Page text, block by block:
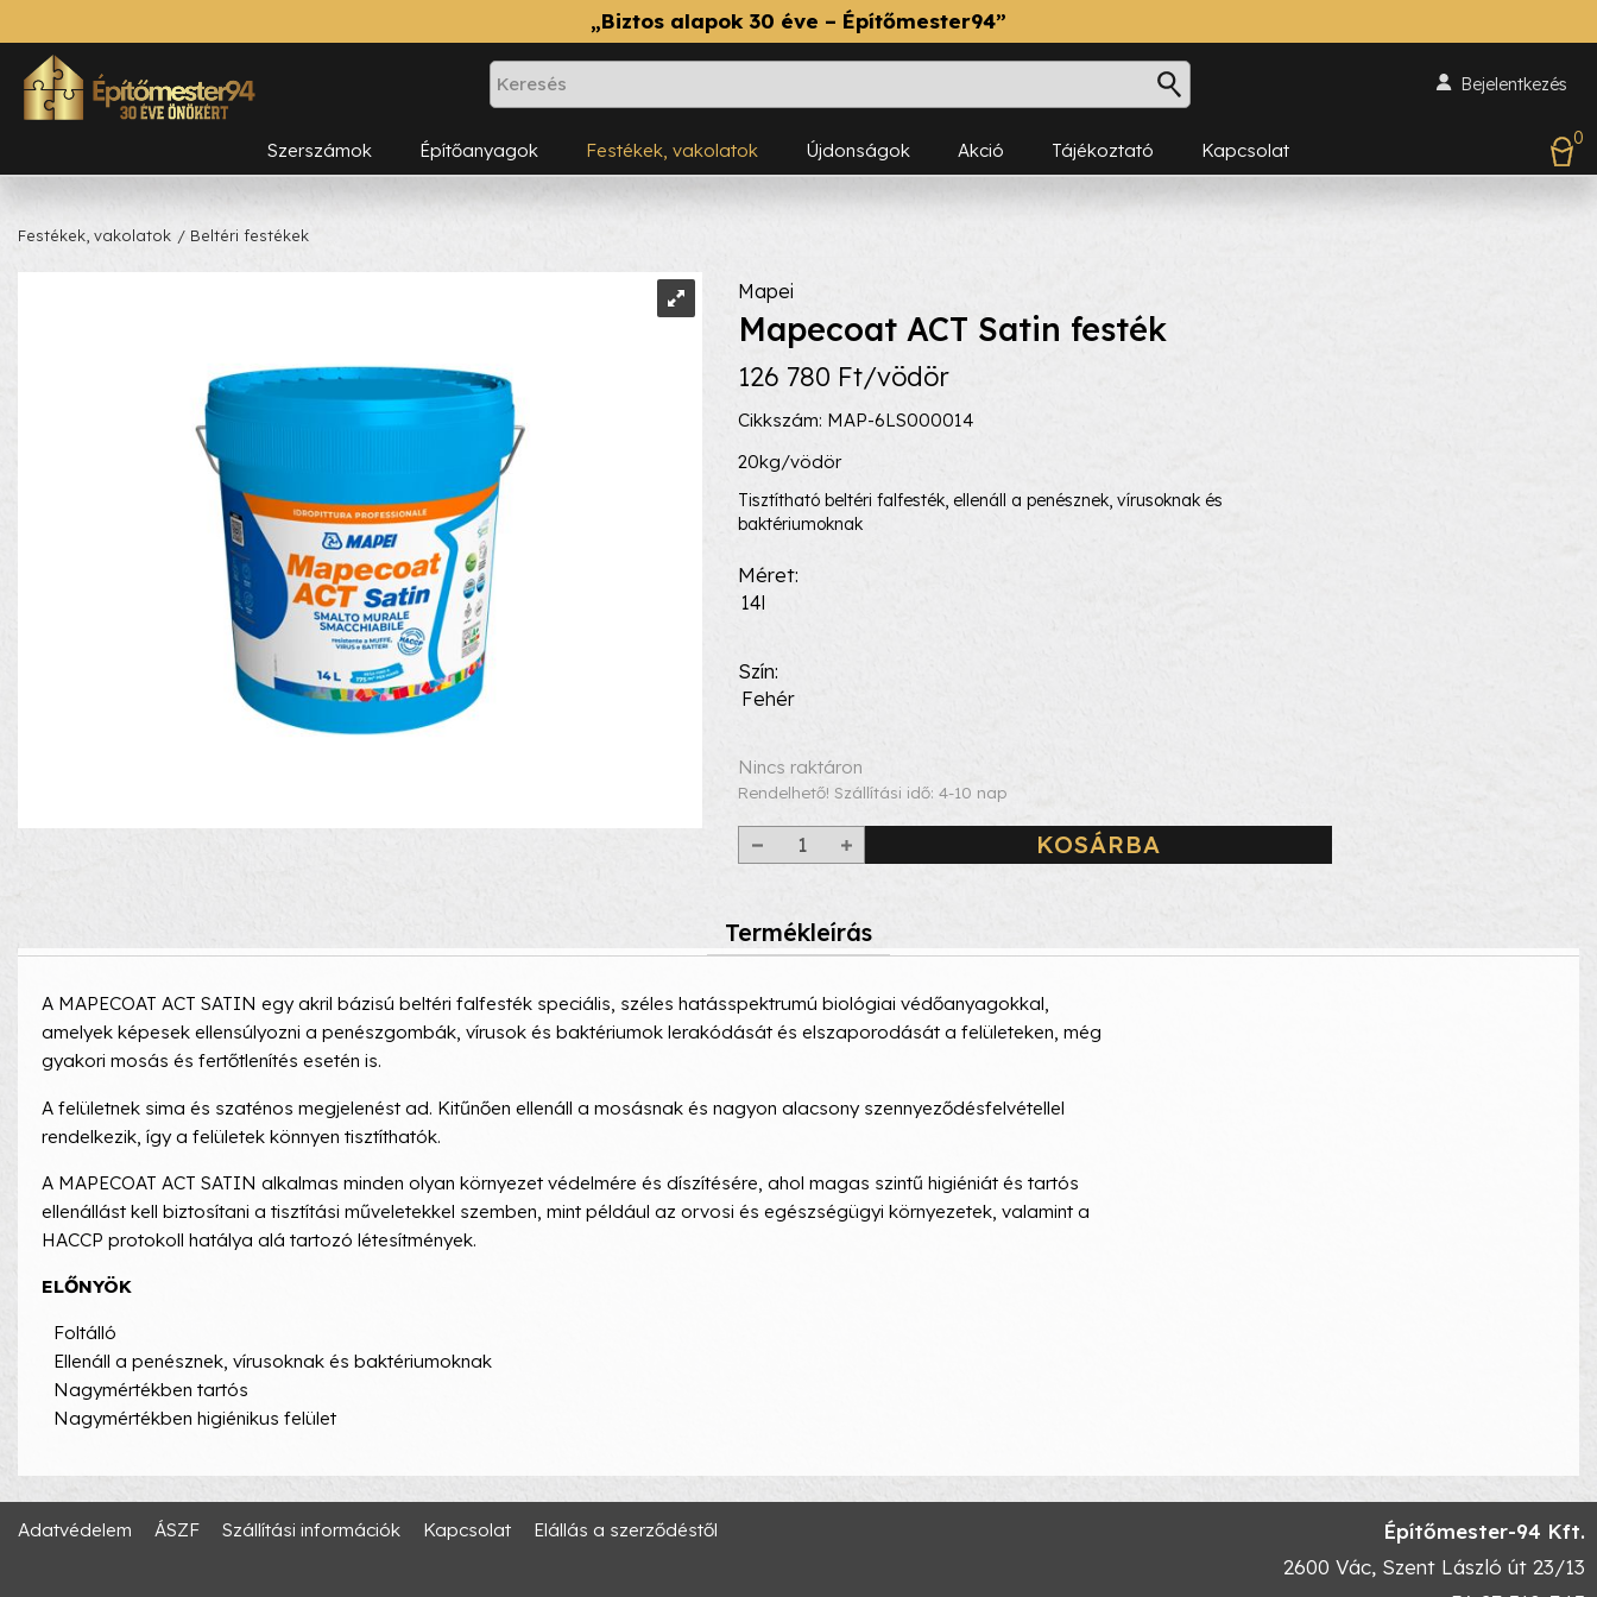
„Biztos alapok 30 éve – Építőmester94”
Bejelentkezés
Szerszámok Építőanyagok Festékek, vakolatok Újdonságok Akció Tájékoztató Kapcsolat
0
Festékek, vakolatok / Beltéri festékek
Mapei
Mapecoat ACT Satin festék
126 780 Ft/vödör
Cikkszám: MAP-6LS000014
20kg/vödör
Tisztítható beltéri falfesték, ellenáll a penésznek, vírusoknak és
baktériumoknak
Méret
14l
Szín
Fehér
Nincs raktáron
Rendelhető! Szállítási idő: 4-10 nap
KOSÁRBA
Termékleírás
A MAPECOAT ACT SATIN egy akril bázisú beltéri falfesték speciális, széles hatásspektrumú biológiai védőanyagokkal,
amelyek képesek ellensúlyozni a penészgombák, vírusok és baktériumok lerakódását és elszaporodását a felületeken, még
gyakori mosás és fertőtlenítés esetén is.
A felületnek sima és szaténos megjelenést ad. Kitűnően ellenáll a mosásnak és nagyon alacsony szennyeződésfelvétellel
rendelkezik, így a felületek könnyen tisztíthatók.
A MAPECOAT ACT SATIN alkalmas minden olyan környezet védelmére és díszítésére, ahol magas szintű higiéniát és tartós
ellenállást kell biztosítani a tisztítási műveletekkel szemben, mint például az orvosi és egészségügyi környezetek, valamint a
HACCP protokoll hatálya alá tartozó létesítmények.
ELŐNYÖK
Foltálló
Ellenáll a penésznek, vírusoknak és baktériumoknak
Nagymértékben tartós
Nagymértékben higiénikus felület
Adatvédelem ÁSZF Szállítási információk Kapcsolat Elállás a szerződéstől
Építőmester-94 Kft.
2600 Vác, Szent László út 23/13